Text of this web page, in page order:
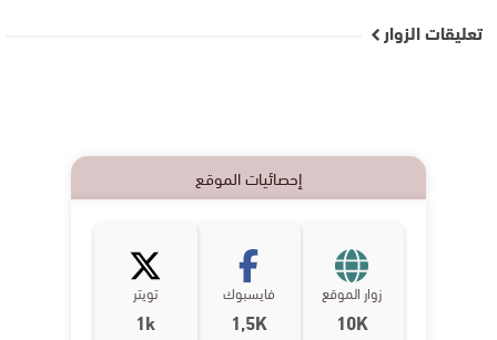
تعليقات الزوار
إحصائيات الموقع
زوار الموقع
10K
فايسبوك
1,5K
تويتر
1k